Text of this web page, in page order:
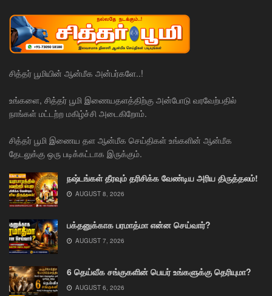
சித்தர் பூமியின் ஆன்மீக அன்பர்களே..!
உங்களை, சித்தர் பூமி இணையதளத்திற்கு அன்போடு வரவேற்பதில்
நாங்கள் மட்டற்ற மகிழ்ச்சி அடைகிறோம்.
சித்தர் பூமி இணைய தள ஆன்மீக செய்திகள் உங்களின் ஆன்மீக
தேடலுக்கு ஒரு படிக்கட்டாக இருக்கும்.
நஷ்டங்கள் தீரவும் தரிசிக்க வேண்டிய அரிய திருத்தலம்!
AUGUST 8, 2026
பக்தனுக்காக பரமாத்மா என்ன செய்வார்?
AUGUST 7, 2026
6 தெய்வீக சங்குகளின் பெயர் உங்களுக்கு தெரியுமா?
AUGUST 6, 2026